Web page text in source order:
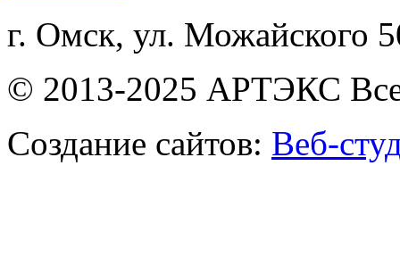
г. Омск, ул. Можайского
© 2013-2025 АРТЭКС
Создание сайтов: Веб-